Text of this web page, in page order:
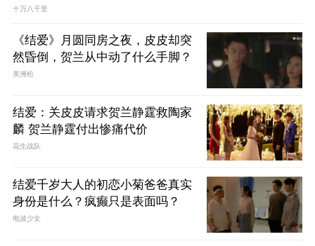
十万八千里
《结爱》月圆同房之夜，皮皮却突
然昏倒，贺兰从中动了什么手脚？
美洲松
结爱：关皮皮请求贺兰静霆救陶家
麟 贺兰静霆付出惨痛代价
花生战队
结爱千岁大人的初恋小菊爸爸真实
身份是什么？疯癫只是表面吗？
电波少女